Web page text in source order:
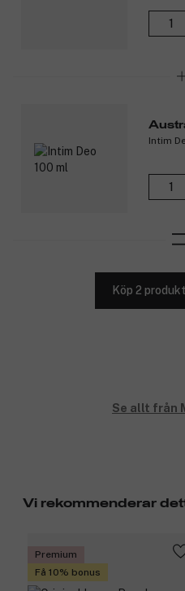
Intim
Köp 2
Se allt från
Vi rekommenderar
Premium
Få 10% bonus